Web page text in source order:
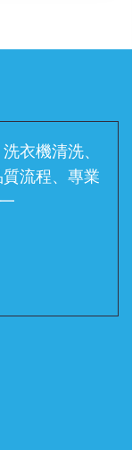
衣機清洗、
流程、專業